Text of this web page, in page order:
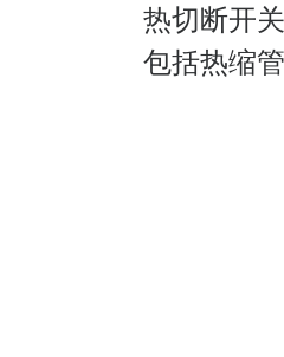
热切断开关
包括热缩